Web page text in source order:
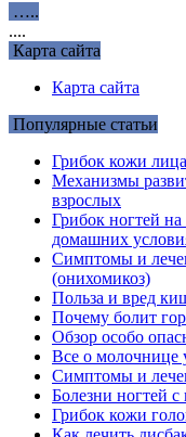
…..
....
Карта сайта
Карта сайта
Популярные статьи
Грибок кожи
Механизмы
взрослых
Грибок ногтей на
домашних
Симптомы и
(онихомикоз)
Польза и вред
Почему болит
Обзор особо
Все о молочнице
Симптомы и
Болезни ногтей
Грибок кожи